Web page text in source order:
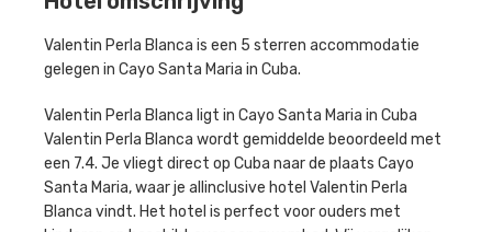
Valentin Perla Blanca is een 5 sterren accommodatie
gelegen in Cayo Santa Maria in Cuba.
Valentin Perla Blanca ligt in Cayo Santa Maria in Cuba
Valentin Perla Blanca wordt gemiddelde beoordeeld met
een 7.4. Je vliegt direct op Cuba naar de plaats Cayo
Santa Maria, waar je allinclusive hotel Valentin Perla
Blanca vindt. Het hotel is perfect voor ouders met